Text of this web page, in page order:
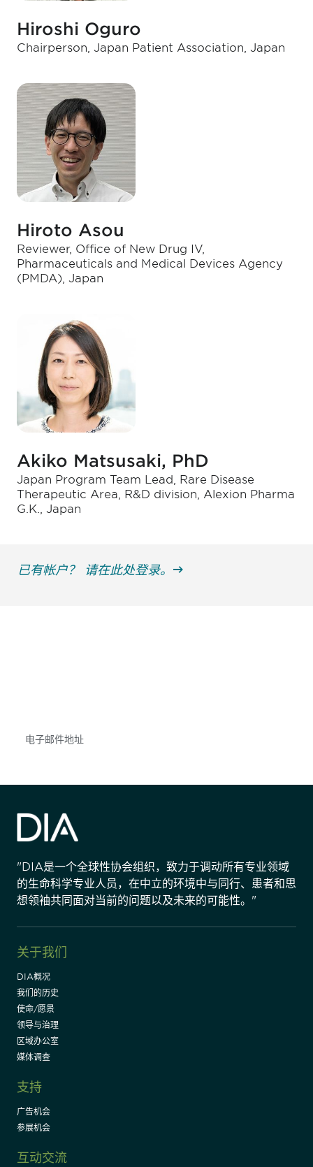
Hiroshi Oguro
Chairperson, Japan Patient Association, Japan
Hiroto Asou
Reviewer, Office of New Drug IV,
Pharmaceuticals and Medical Devices Agency
(PMDA), Japan
Akiko Matsusaki, PhD
Japan Program Team Lead, Rare Disease
Therapeutic Area, R&D division, Alexion Pharma
G.K., Japan
已有帐户？ 请在此处登录。
"DIA是一个全球性协会组织，致力于调动所有专业领域
的生命科学专业人员，在中立的环境中与同行、患者和思
想领袖共同面对当前的问题以及未来的可能性。"
关于我们
DIA概况
我们的历史
使命/愿景
领导与治理
区域办公室
媒体调查
支持
广告机会
参展机会
互动交流